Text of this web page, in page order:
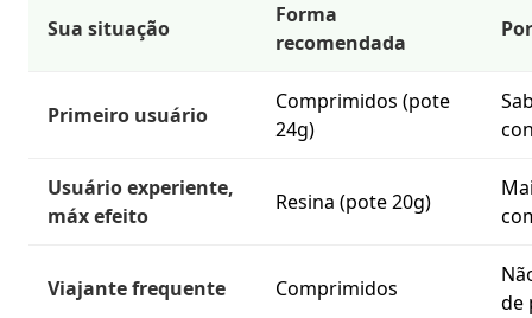
Sua situação
Forma
recomendada
Primeiro usuário
Comprimidos (pote
24g)
Usuário experiente,
máx efeito
Resina (pote 20g)
Viajante frequente Comprimidos
de